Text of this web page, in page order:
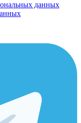
данных